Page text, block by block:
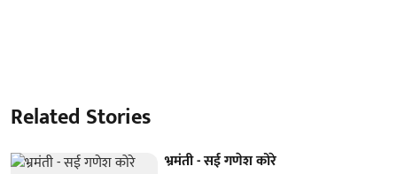
Related Stories
भ्रमंती - सई गणेश कोरे